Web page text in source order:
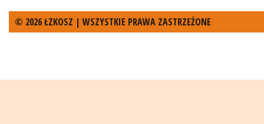
© 2026 ŁZKOSZ | WSZYSTKIE PRAWA ZASTRZEŻONE